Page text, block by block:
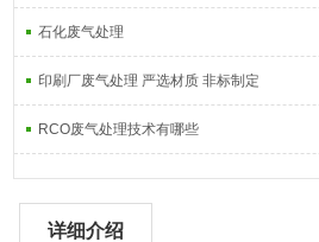
石化废气处理
印刷厂废气处理 严选材质 非标制定
RCO废气处理技术有哪些
详细介绍